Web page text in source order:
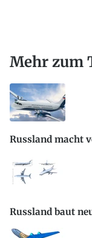
Mehr zum
Russland macht
Russland baut